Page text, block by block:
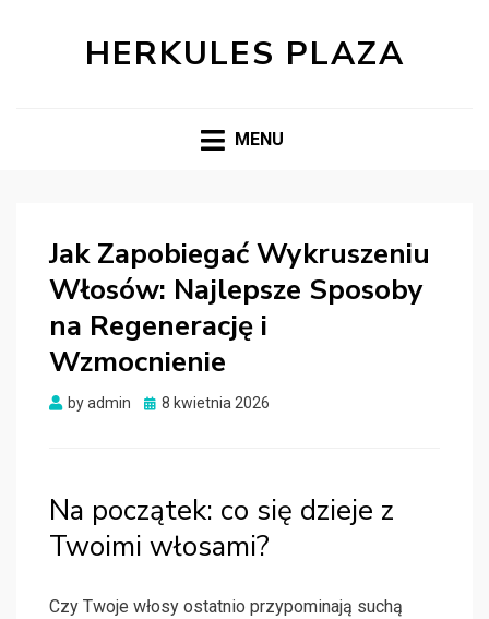
HERKULES PLAZA
MENU
Jak Zapobiegać Wykruszeniu
Włosów: Najlepsze Sposoby
na Regenerację i
Wzmocnienie
byadmin
Posted
8 kwietnia 2026
Na początek: co się dzieje z
Twoimi włosami?
Czy Twoje włosy ostatnio przypominają suchą